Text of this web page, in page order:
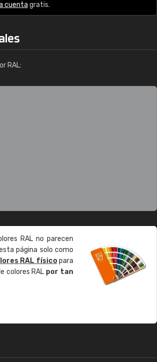
cuenta gratis.
RAL:
RAL no parecen
página solo como
RAL físicopara
colores RAL por tan
encontrar/comprar lo que se busca"